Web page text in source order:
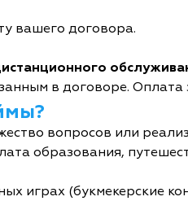
вашего договора.
в договоре. Оплата
вопросов или
образования,
играх (букмекерские